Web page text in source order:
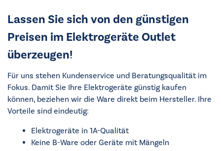
Lassen Sie sich von den günstigen
Preisen im Elektrogeräte Outlet
überzeugen!
Für uns stehen Kundenservice und Beratungsqualität im
Fokus. Damit Sie Ihre Elektrogeräte günstig kaufen
können, beziehen wir die Ware direkt beim Hersteller. Ihre
Vorteile sind eindeutig:
Elektrogeräte in 1A-Qualität
Keine B-Ware oder Geräte mit Mängeln